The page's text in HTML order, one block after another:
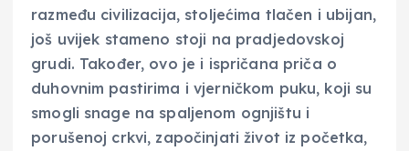
razmeđu civilizacija, stoljećima tlačen i ubijan,
još uvijek stameno stoji na pradjedovskoj
grudi. Također, ovo je i ispričana priča o
duhovnim pastirima i vjerničkom puku, koji su
smogli snage na spaljenom ognjištu i
porušenoj crkvi, započinjati život iz početka,